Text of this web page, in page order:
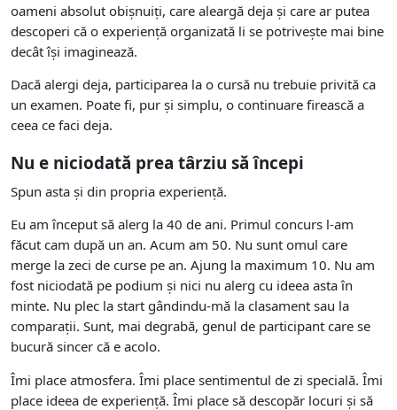
oameni absolut obișnuiți, care aleargă deja și care ar putea
descoperi că o experiență organizată li se potrivește mai bine
decât își imaginează.
Dacă alergi deja, participarea la o cursă nu trebuie privită ca
un examen. Poate fi, pur și simplu, o continuare firească a
ceea ce faci deja.
Nu e niciodată prea târziu să începi
Spun asta și din propria experiență.
Eu am început să alerg la 40 de ani. Primul concurs l-am
făcut cam după un an. Acum am 50. Nu sunt omul care
merge la zeci de curse pe an. Ajung la maximum 10. Nu am
fost niciodată pe podium și nici nu alerg cu ideea asta în
minte. Nu plec la start gândindu-mă la clasament sau la
comparații. Sunt, mai degrabă, genul de participant care se
bucură sincer că e acolo.
Îmi place atmosfera. Îmi place sentimentul de zi specială. Îmi
place ideea de experiență. Îmi place să descopăr locuri și să